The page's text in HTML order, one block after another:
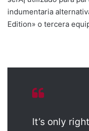
indumentaria
Edition» o tercera
It’s only